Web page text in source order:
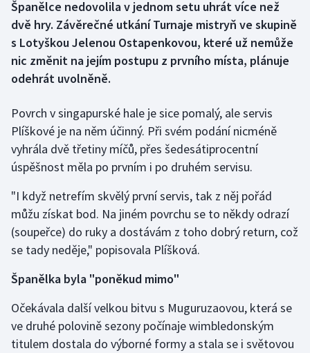
Florbal
Futsal
Gymnastika
Házená
Jezdectví
Judo
Lezení
Lyže a snowboard
Španělce nedovolila v jednom setu uhrát více než
dvě hry. Závěrečné utkání Turnaje mistryň ve skupině
s Lotyškou Jelenou Ostapenkovou, které už nemůže
nic změnit na jejím postupu z prvního místa, plánuje
odehrát uvolněně.
Povrch v singapurské hale je sice pomalý, ale servis
Plíškové je na něm účinný. Při svém podání nicméně
vyhrála dvě třetiny míčů, přes šedesátiprocentní
úspěšnost měla po prvním i po druhém servisu.
"I když netrefím skvělý první servis, tak z něj pořád
můžu získat bod. Na jiném povrchu se to někdy odrazí
(soupeřce) do ruky a dostávám z toho dobrý return, což
se tady neděje," popisovala Plíšková.
Španělka byla "poněkud mimo"
Očekávala další velkou bitvu s Muguruzaovou, která se
ve druhé polovině sezony počínaje wimbledonským
titulem dostala do výborné formy a stala se i světovou